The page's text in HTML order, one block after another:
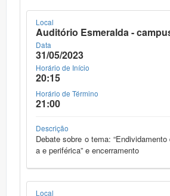
Local
Auditório Esmeralda -
Data
31/05/2023
Horário de Início
20:15
Horário de Término
21:00
Descrição
Debate sobre o tema:
a e periférica” e encerramento
Local